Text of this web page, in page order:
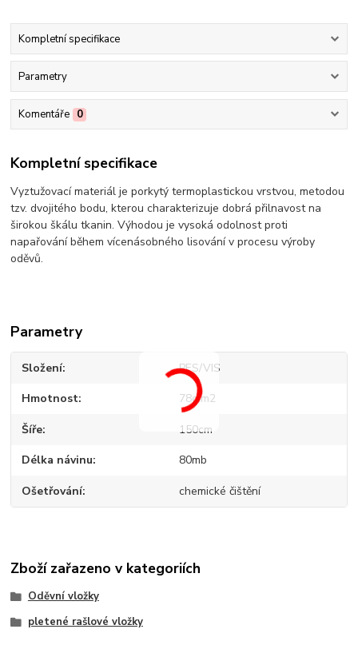
Kompletní specifikace
Parametry
Komentáře 0
Kompletní specifikace
Vyztužovací materiál je porkytý termoplastickou vrstvou, metodou
tzv. dvojitého bodu, kterou charakterizuje dobrá přilnavost na
širokou škálu tkanin. Výhodou je vysoká odolnost proti
napařování během vícenásobného lisování v procesu výroby
oděvů.
Parametry
Složení PES/VIS
Hmotnost 78g/m2
Šíře 150cm
Délka návinu 80mb
Ošetřování chemické čištění
Zboží zařazeno v kategoriích
Oděvní vložky
pletené rašlové vložky